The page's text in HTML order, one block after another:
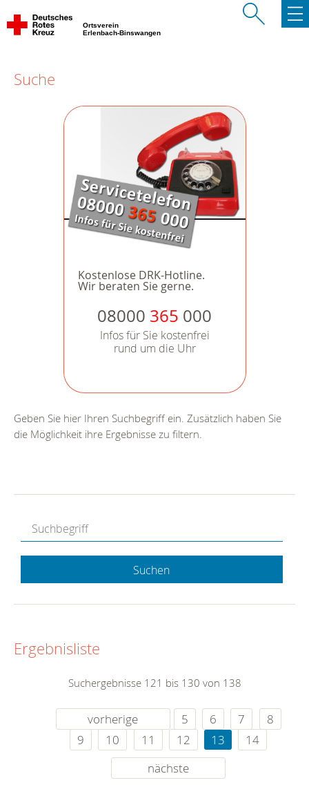
Ortsverein
Erlenbach-Binswangen
Suche
Kostenlose DRK-Hotline.
Wir beraten Sie gerne.
08000 365 000
Infos für Sie kostenfrei
rund um die Uhr
Geben Sie hier Ihren Suchbegriff ein. Zusätzlich haben Sie
die Möglichkeit ihre Ergebnisse zu filtern.
Suchen
Ergebnisliste
Suchergebnisse 121 bis 130 von 138
vorherige 5 6 7
8
9
10 11 12 13
14
nächste